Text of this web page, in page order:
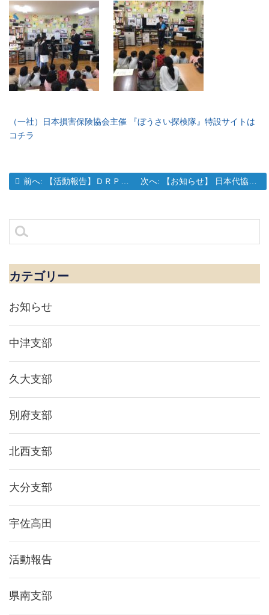
（一社）日本損害保険協会主催 『ぼうさい探検隊』特設サイトは
コチラ
ナ
ビ
ー
シ
ョ
前へ: 過去の投稿:
【活動報告】ＤＲＰネットワーク全国大会 参加のご報告 次へ: 次の投稿:
【お知らせ】 日本代協アカデミーがスタートしました！
検
索:
カテゴリー
お知らせ
中津支部
久大支部
別府支部
北西支部
大分支部
宇佐高田
活動報告
県南支部